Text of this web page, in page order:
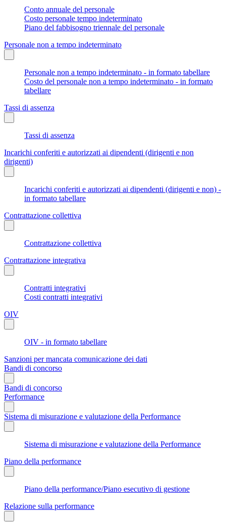
Conto annuale del personale
Costo personale tempo indeterminato
Piano del fabbisogno triennale del personale
Personale non a tempo indeterminato
Personale non a tempo indeterminato - in formato tabellare
Costo del personale non a tempo indeterminato - in formato
tabellare
Tassi di assenza
Tassi di assenza
Incarichi conferiti e autorizzati ai dipendenti (dirigenti e non
dirigenti)
Incarichi conferiti e autorizzati ai dipendenti (dirigenti e non) -
in formato tabellare
Contrattazione collettiva
Contrattazione collettiva
Contrattazione integrativa
Contratti integrativi
Costi contratti integrativi
OIV
OIV - in formato tabellare
Sanzioni per mancata comunicazione dei dati
Bandi di concorso
Bandi di concorso
Performance
Sistema di misurazione e valutazione della Performance
Sistema di misurazione e valutazione della Performance
Piano della performance
Piano della performance/Piano esecutivo di gestione
Relazione sulla performance